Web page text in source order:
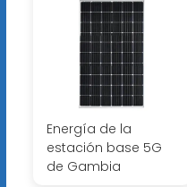
Energía de la
estación base 5G
de Gambia